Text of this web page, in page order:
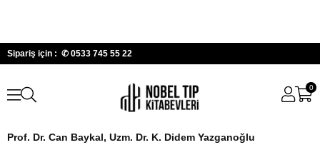
Sipariş için : ✆ 0533 745 55 22
0
Prof. Dr. Can Baykal, Uzm. Dr. K. Didem Yazganoğlu